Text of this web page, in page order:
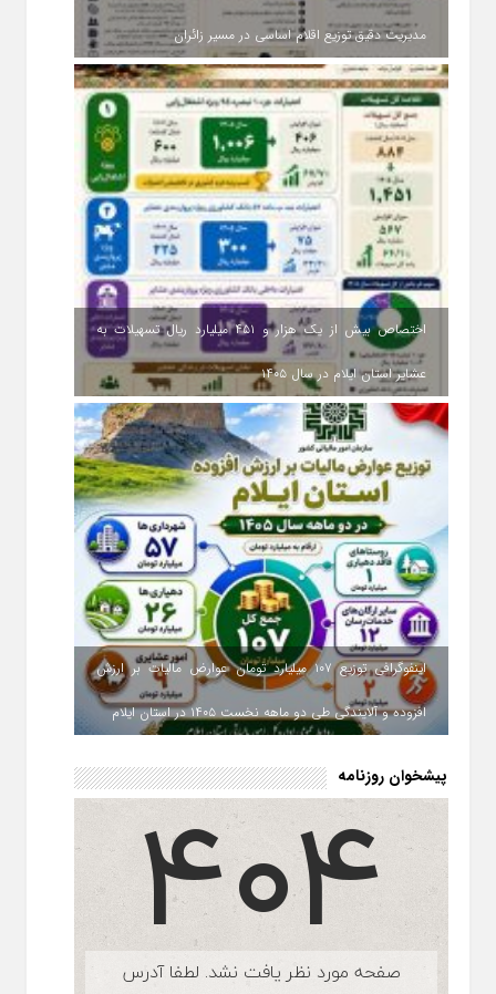
مدیریت دقیق توزیع اقلام اساسی در مسیر زائران
اختصاص بیش از یک هزار و ۴۵۱ میلیارد ریال تسهیلات به
عشایر استان ایلام در سال ۱۴۰۵
اینفوگرافی توزیع ۱۰۷ میلیارد تومان عوارض مالیات بر ارزش
افزوده و آلایندگی طی دو ماهه نخست ۱۴۰۵ در استان ایلام
پیشخوان روزنامه